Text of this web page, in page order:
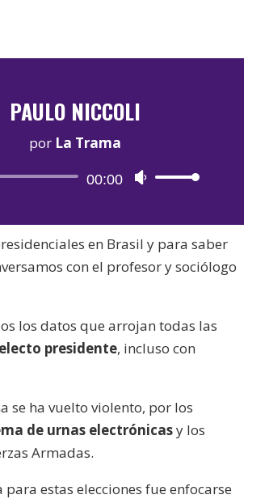
PAULO NICCOLI
por La Trama
Reproductor
audio
00:00
Utiliza
teclas
de
flecha
el
volumen.
en Brasil y para saber
con el profesor y sociólogo
los datos que arrojan todas las
presidente, incluso con
se ha vuelto violento, por los
de urnas electrónicasy los
Armadas.
estas elecciones fue enfocarse